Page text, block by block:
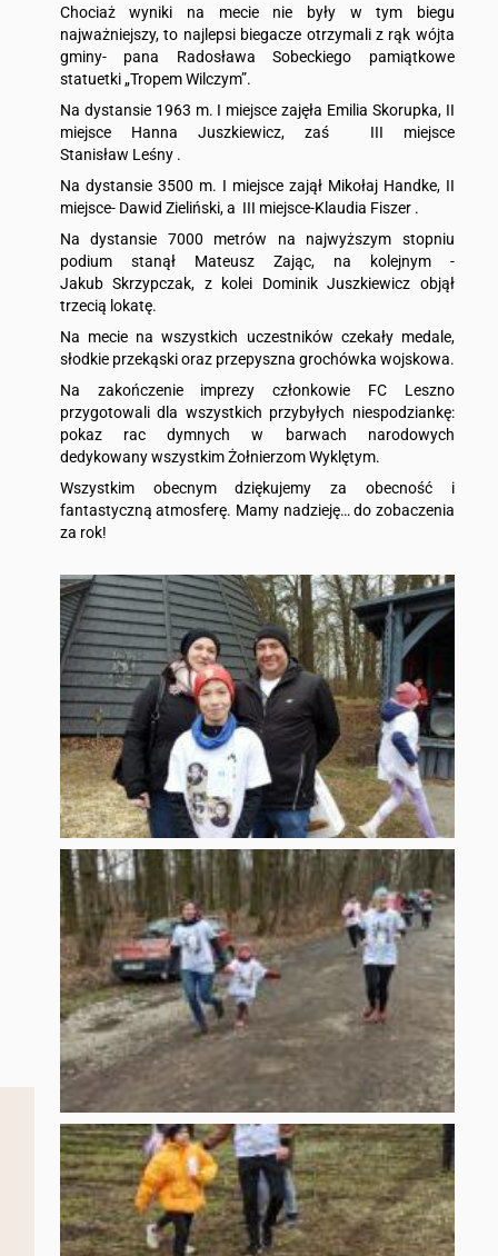
Chociaż wyniki na mecie nie były w tym biegu
najważniejszy, to najlepsi biegacze otrzymali z rąk wójta
gminy- pana Radosława Sobeckiego pamiątkowe
statuetki „Tropem Wilczym”.
Na dystansie 1963 m. I miejsce zajęła Emilia Skorupka, II
miejsce Hanna Juszkiewicz, zaś III miejsce
Stanisław Leśny .
Na dystansie 3500 m. I miejsce zajął Mikołaj Handke, II
miejsce- Dawid Zieliński, a III miejsce-Klaudia Fiszer .
Na dystansie 7000 metrów na najwyższym stopniu
podium stanął Mateusz Zając, na kolejnym -
Jakub Skrzypczak, z kolei Dominik Juszkiewicz objął
trzecią lokatę.
Na mecie na wszystkich uczestników czekały medale,
słodkie przekąski oraz przepyszna grochówka wojskowa.
Na zakończenie imprezy członkowie FC Leszno
przygotowali dla wszystkich przybyłych niespodziankę:
pokaz rac dymnych w barwach narodowych
dedykowany wszystkim Żołnierzom Wyklętym.
Wszystkim obecnym dziękujemy za obecność i
fantastyczną atmosferę. Mamy nadzieję… do zobaczenia
za rok!